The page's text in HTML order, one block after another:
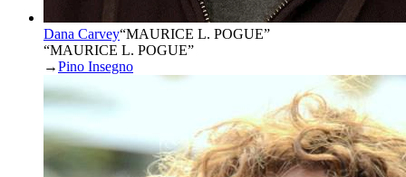
Dana Carvey“MAURICE L. POGUE”
“MAURICE L. POGUE”
→Pino Insegno